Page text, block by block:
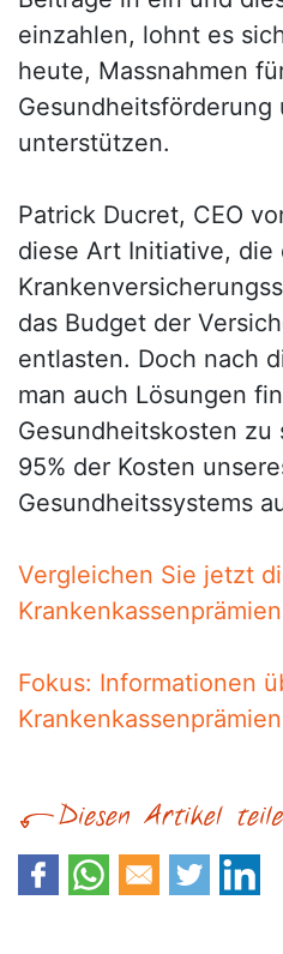
einzahlen, lohnt es
heute, Massnahmen
Gesundheitsförderung
unterstützen.
Patrick Ducret, CEO
diese Art Initiative, die
das Budget der
entlasten. Doch nach
man auch Lösungen
Gesundheitskosten zu
95% der Kosten
Gesundheitssystems
Vergleichen Sie jetzt
Fokus: Informationen